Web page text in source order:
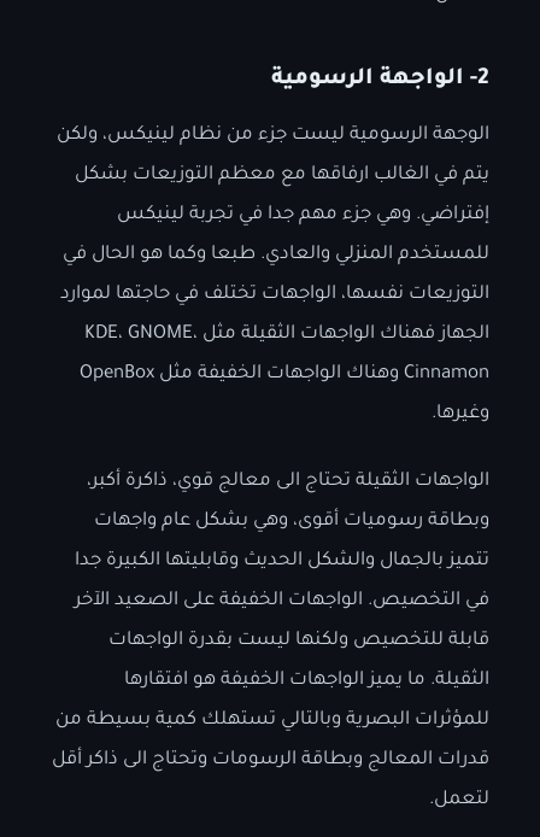
2- الواجهة الرسومية
الوجهة الرسومية ليست جزء من نظام لينيكس، ولكن
يتم في الغالب ارفاقها مع معظم التوزيعات بشكل
إفتراضي. وهي جزء مهم جدا في تجربة لينيكس
للمستخدم المنزلي والعادي. طبعا وكما هو الحال في
التوزيعات نفسها، الواجهات تختلف في حاجتها لموارد
الجهاز فهناك الواجهات الثقيلة مثل KDE، GNOME،
Cinnamon وهناك الواجهات الخفيفة مثل OpenBox
وغيرها.
الواجهات الثقيلة تحتاج الى معالج قوي، ذاكرة أكبر،
وبطاقة رسوميات أقوى، وهي بشكل عام واجهات
تتميز بالجمال والشكل الحديث وقابليتها الكبيرة جدا
في التخصيص. الواجهات الخفيفة على الصعيد الآخر
قابلة للتخصيص ولكنها ليست بقدرة الواجهات
الثقيلة. ما يميز الواجهات الخفيفة هو افتقارها
للمؤثرات البصرية وبالتالي تستهلك كمية بسيطة من
قدرات المعالج وبطاقة الرسومات وتحتاج الى ذاكر أقل
لتعمل.